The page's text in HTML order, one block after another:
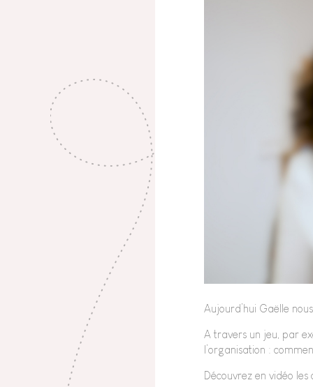
Aujourd’hui Gaëlle
A travers un jeu, par
l’organisation :
Découvrez en vidéo